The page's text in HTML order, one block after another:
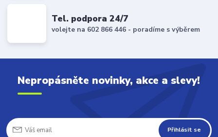
Tel. podpora 24/7
volejte na 602 866 446 - poradíme s výběrem
Nepropásněte novinky, akce a slevy!
Přihlásit se